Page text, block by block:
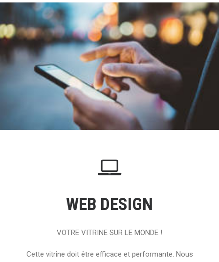
WEB DESIGN
VOTRE VITRINE SUR LE MONDE !
Cette vitrine doit être efficace et performante. Nous